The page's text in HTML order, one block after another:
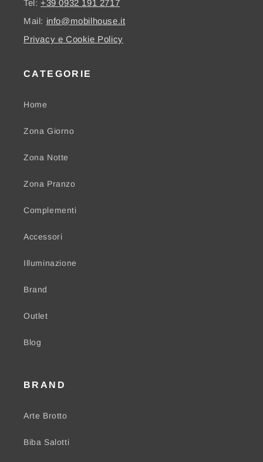
Tel: +39 0932 191 2717
Mail: info@mobilhouse.it
Privacy e Cookie Policy
CATEGORIE
Home
Zona Giorno
Zona Notte
Zona Pranzo
Complementi
Accessori
Illuminazione
Brand
Outlet
Blog
BRAND
Arte Brotto
Biba Salotti